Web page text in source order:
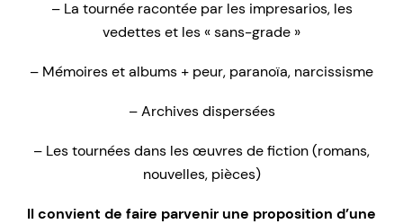
– La tournée racontée par les impresarios, les
vedettes et les « sans-grade »
– Mémoires et albums + peur, paranoïa, narcissisme
– Archives dispersées
– Les tournées dans les œuvres de fiction (romans,
nouvelles, pièces)
Il convient de faire parvenir une proposition d’une